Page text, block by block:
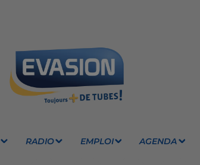
RADIO EMPLOI AGENDA